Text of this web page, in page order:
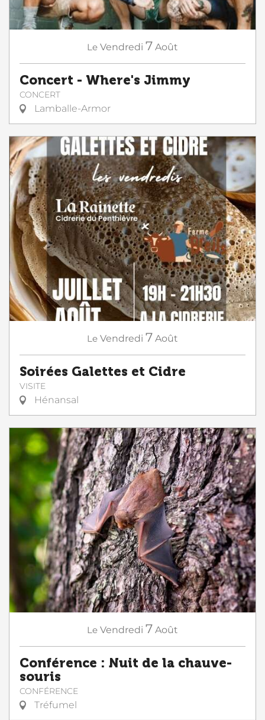
Le Vendredi 7 Août
Concert - Where's Jimmy
CONCERT
Lamballe-Armor
Le Vendredi 7 Août
Soirées Galettes et Cidre
VISITE
Hénansal
Le Vendredi 7 Août
Conférence : Nuit de la chauve-
souris
CONFÉRENCE
Tréfumel